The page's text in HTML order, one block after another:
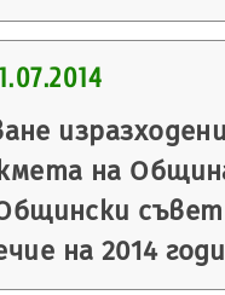
на
на 2014